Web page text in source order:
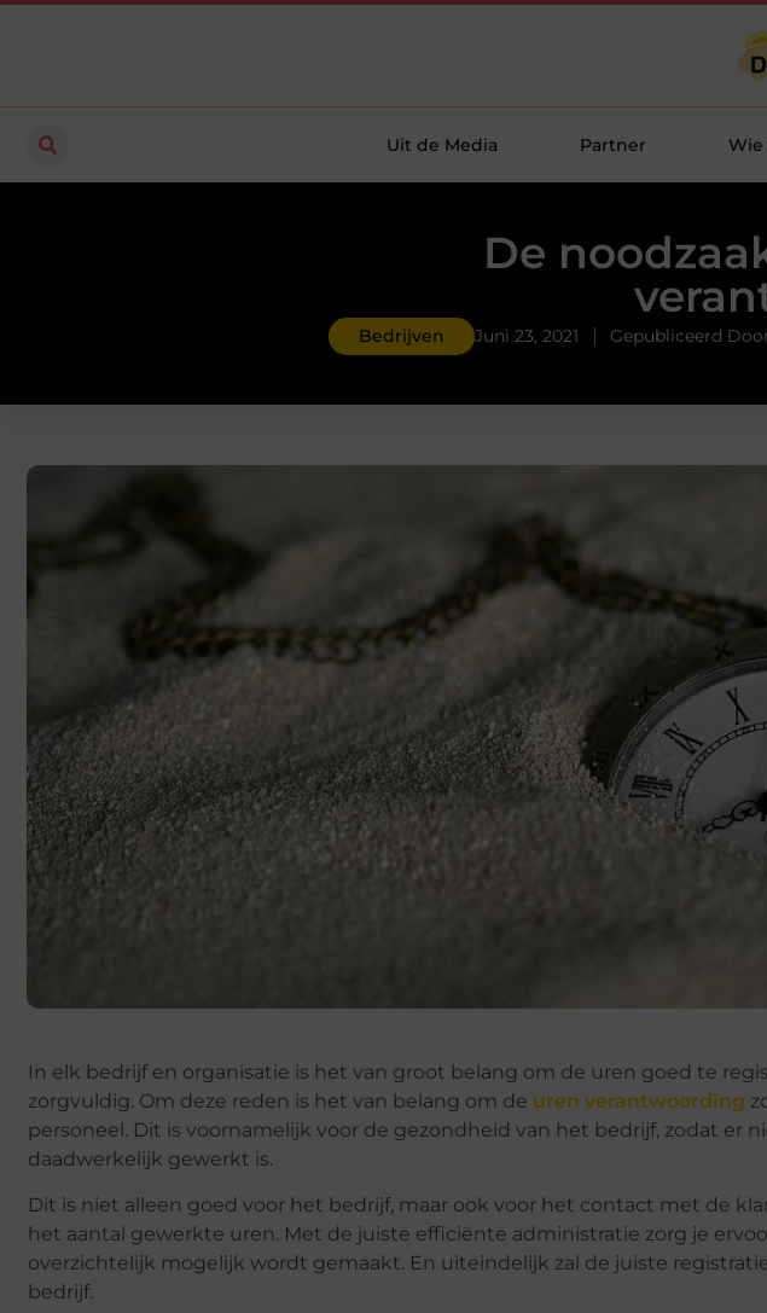
Uit de Media Partner Wie
De
Bedrijven Juni 23, 2021 Gepubliceerd
In elk bedrijf en organisatie is het van groot belang om de uren goed te
zorgvuldig. Om deze reden is het van belang om de uren verantwoording
personeel. Dit is voornamelijk voor de gezondheid van het bedrijf, zodat er
daadwerkelijk gewerkt is.
Dit is niet alleen goed voor het bedrijf, maar ook voor het contact met de
het aantal gewerkte uren. Met de juiste efficiënte administratie zorg je
overzichtelijk mogelijk wordt gemaakt. En uiteindelijk zal de juiste
bedrijf.